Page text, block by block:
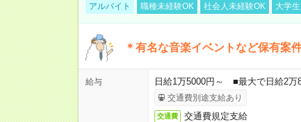
アルバイト 職種未経験OK 社会人未経験OK 大学
＊有名な音楽イベントなど保有案
給与 日給1万5000円～ ■最大で日給2万
交通費別途支給あり
交通費 交通費規定支給